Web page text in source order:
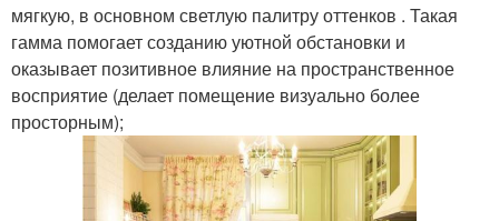
мягкую, в основном светлую палитру оттенков . Такая
гамма помогает созданию уютной обстановки и
оказывает позитивное влияние на пространственное
восприятие (делает помещение визуально более
просторным);